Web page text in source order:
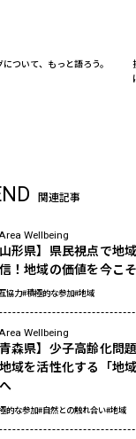
ついて、もっと語ろう。
関連記事
Wellbeing
山形県】県民視点で地
！地域の価値を今こ
協力#積極的な参加#地域
Wellbeing
青森県】少子高齢化問
域を活性化する「地
的な参加#自然との触れ合い#地域